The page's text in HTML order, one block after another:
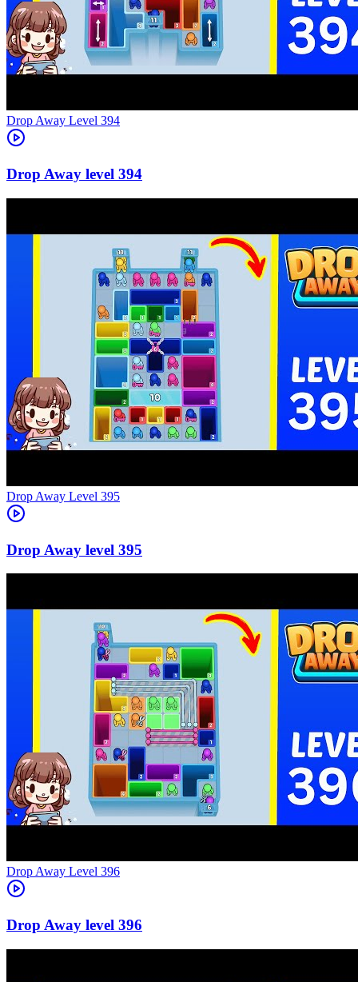
Level 394
394
Level 395
395
Level 396
396